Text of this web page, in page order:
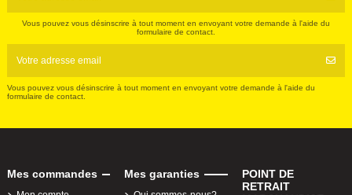
Vous pouvez vous désinscrire à tout moment en envoyant votre demande à l'aide du
formulaire de contact.
Vous pouvez vous désinscrire à tout moment en envoyant votre demande à l'aide du
formulaire de contact.
Mes commandes Mes garanties
POINT DE
RETRAIT